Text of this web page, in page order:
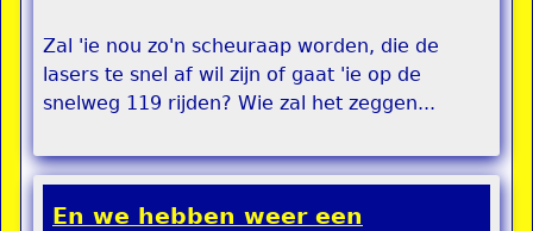
Zal 'ie nou zo'n scheuraap worden, die de
lasers te snel af wil zijn of gaat 'ie op de
snelweg 119 rijden? Wie zal het zeggen...
En we hebben weer een